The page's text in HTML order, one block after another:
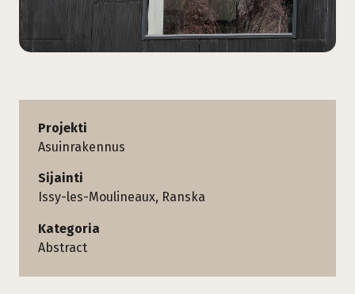
Projekti
Asuinrakennus
Sijainti
Issy-les-Moulineaux, Ranska
Kategoria
Abstract